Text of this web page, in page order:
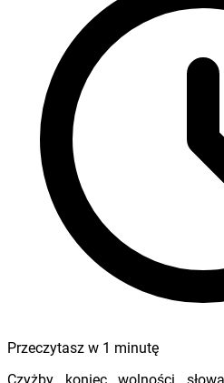
Przeczytasz w 1 minutę